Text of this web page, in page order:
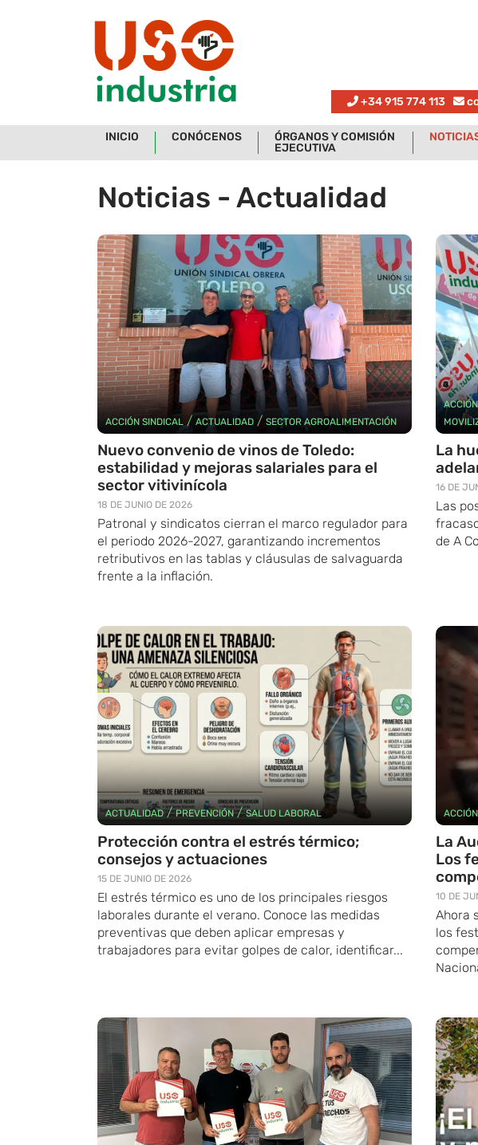
+34 915 774 113
INICIO CONÓCENOS
ÓRGANOS Y COMISIÓN
EJECUTIVA
Noticias - Actualidad
ACCIÓN SINDICAL / ACTUALIDAD / SECTOR AGROALIMENTACIÓN
Nuevo convenio de vinos de Toledo:
estabilidad y mejoras salariales para el
sector vitivinícola
18 DE JUNIO DE 2026
Patronal y sindicatos cierran el marco regulador para
el periodo 2026-2027, garantizando incrementos
retributivos en las tablas y cláusulas de salvaguarda
frente a la inflación.
La
16 DE
Las
de A
ACTUALIDAD/PREVENCIÓN/SALUD LABORAL
Protección contra el estrés térmico;
consejos y actuaciones
15 DE JUNIO DE 2026
El estrés térmico es uno de los principales riesgos
laborales durante el verano. Conoce las medidas
preventivas que deben aplicar empresas y
trabajadores para evitar golpes de calor, identificar...
La
Los
10 DE
Ahora
los